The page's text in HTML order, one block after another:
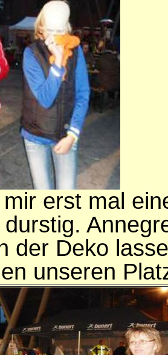
erst mal
der Deko
unseren